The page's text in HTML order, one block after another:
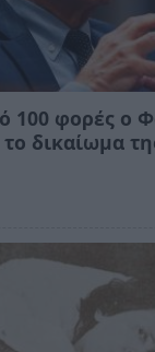
100 φορές ο
δικαίωμα